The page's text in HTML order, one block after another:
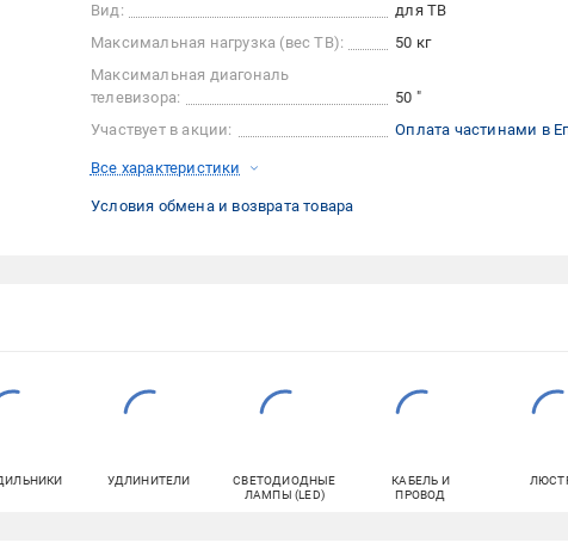
Вид:
для ТВ
Максимальная нагрузка (вес ТВ):
50 кг
Максимальная диагональ
телевизора:
50 "
Участвует в акции:
Оплата частинами в
Все характеристики
Условия обмена и возврата товара
УДЛИНИТЕЛИ
СВЕТОДИОДНЫЕ
ЛАМПЫ (LED)
КАБЕЛЬ И
ПРОВОД